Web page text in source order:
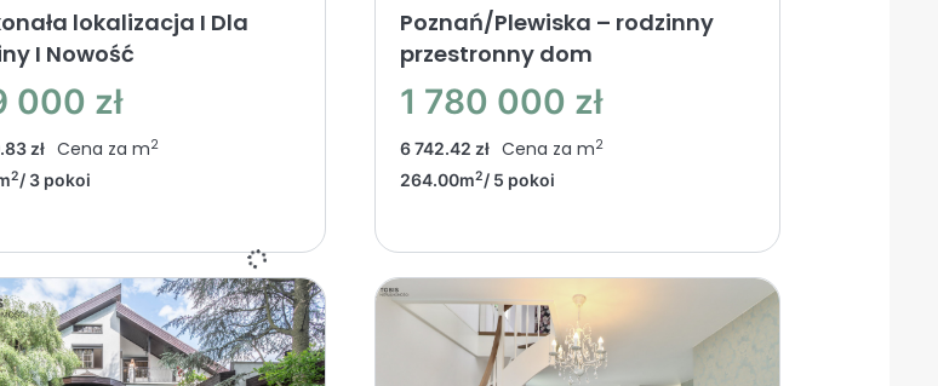
lokalizacja I Dla
I Nowość
000 zł
zł Cena za m2
2/ 3 pokoi
Poznań/Plewiska – rodzinny
przestronny dom
1 780 000 zł
6 742.42 zł Cena za m2
264.00m2/ 5 pokoi